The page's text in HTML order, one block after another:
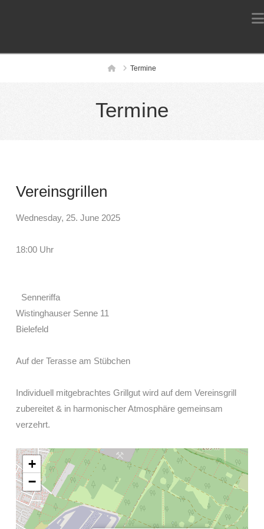
HomeTermine
Termine
Vereinsgrillen
Wednesday, 25. June 2025
18:00 Uhr
Senneriffa
Wistinghauser Senne 11
Bielefeld
Auf der Terasse am Stübchen
Individuell mitgebrachtes Grillgut wird auf dem Vereinsgrill
zubereitet & in harmonischer Atmosphäre gemeinsam
verzehrt.
+
−